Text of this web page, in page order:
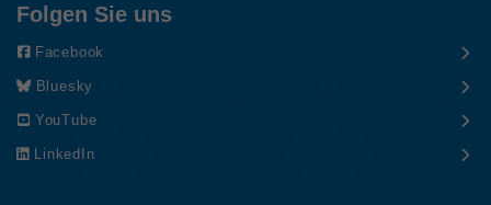
Folgen Sie uns
Facebook
Bluesky
YouTube
LinkedIn